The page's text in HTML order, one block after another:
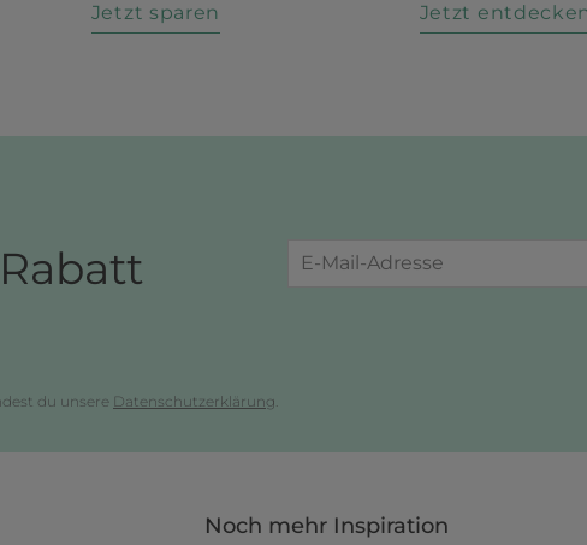
Jetzt sparen
Jetzt
du unsere Datenschutzerklärung.
Noch mehr Inspiration